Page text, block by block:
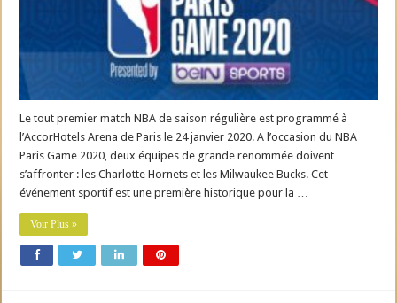
Le tout premier match NBA de saison régulière est programmé à
l’AccorHotels Arena de Paris le 24 janvier 2020. A l’occasion du NBA
Paris Game 2020, deux équipes de grande renommée doivent
s’affronter : les Charlotte Hornets et les Milwaukee Bucks. Cet
événement sportif est une première historique pour la …
Voir Plus »